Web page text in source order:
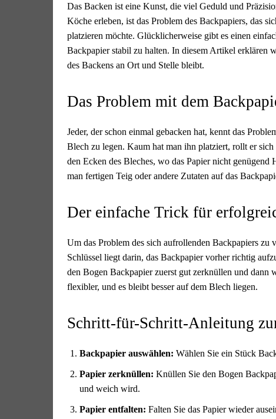
Das Backen ist eine Kunst, die viel Geduld und
Köche erleben, ist das Problem des Backpapiers, das
platzieren möchte. Glücklicherweise gibt es einen
Backpapier stabil zu halten. In diesem Artikel erklären
des Backens an Ort und Stelle bleibt.
Das Problem mit dem
Jeder, der schon einmal gebacken hat, kennt das
Blech zu legen. Kaum hat man ihn platziert, rollt er
den Ecken des Bleches, wo das Papier nicht
man fertigen Teig oder andere Zutaten auf das
Der einfache Trick für
Um das Problem des sich aufrollenden Backpapiers
Schlüssel liegt darin, das Backpapier vorher richtig
den Bogen Backpapier zuerst gut zerknüllen und dann
flexibler, und es bleibt besser auf dem Blech liegen.
Schritt-für-Schritt-Anleitung
Backpapier auswählen: Wählen Sie ein Stück
Papier zerknüllen: Knüllen Sie den Bogen
und weich wird.
Papier entfalten: Falten Sie das Papier wieder